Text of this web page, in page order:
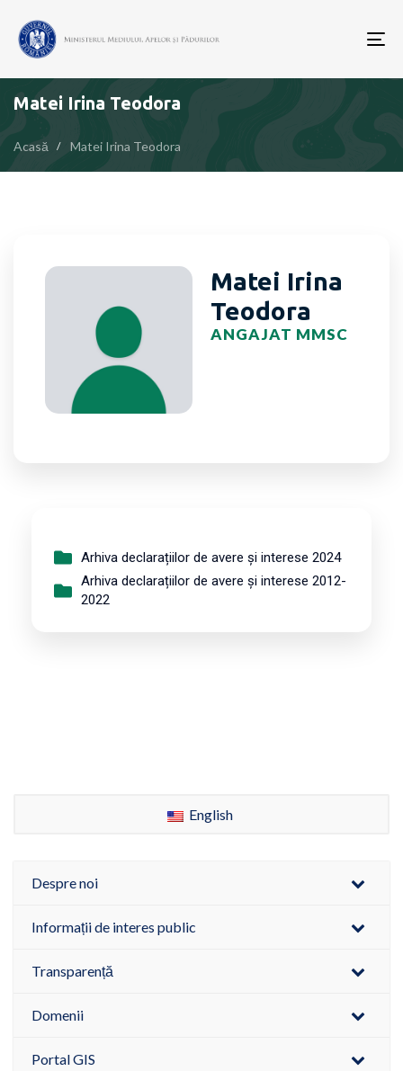
Matei Irina Teodora
Acasă Matei Irina Teodora
Matei Irina
Teodora
ANGAJAT MMSC
Arhiva declarațiilor de avere și interese 2024
Arhiva declarațiilor de avere și interese 2012-
2022
English
Despre noi
Informații de interes public
Transparență
Domenii
Portal GIS